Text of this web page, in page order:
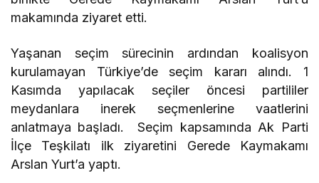
makamında ziyaret etti.
Yaşanan seçim sürecinin ardından koalisyon
kurulamayan Türkiye’de seçim kararı alındı. 1
Kasımda yapılacak seçiler öncesi partililer
meydanlara inerek seçmenlerine vaatlerini
anlatmaya başladı. Seçim kapsamında Ak Parti
İlçe Teşkilatı ilk ziyaretini Gerede Kaymakamı
Arslan Yurt’a yaptı.